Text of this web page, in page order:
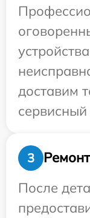
доставим
3
После